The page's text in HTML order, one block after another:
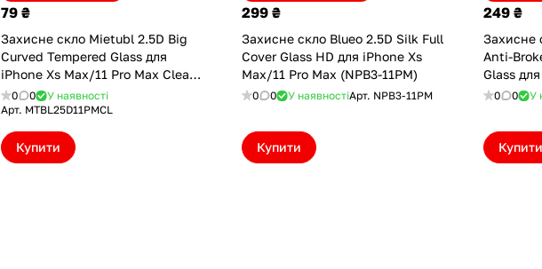
79 ₴
Захисне скло Mietubl 2.5D Big
Curved Tempered Glass для
iPhone Xs Max/11 Pro Max Clear
(MTBL25D11PMCL)
0 0
У наявності
Арт. MTBL25D11PMCL
Купити
299 ₴
Захисне скло Blueo 2.5D Silk Full
Cover Glass HD для iPhone Xs
Max/11 Pro Max (NPB3-11PM)
0 0 У наявностіАрт. NPB3-11PM
Купити
249 ₴
Захисне
Anti-
Glass
Max
0 0 У
Купити